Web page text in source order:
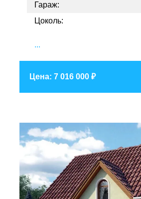
Гараж:
Цоколь:
...
Цена: 7 016 000 ₽